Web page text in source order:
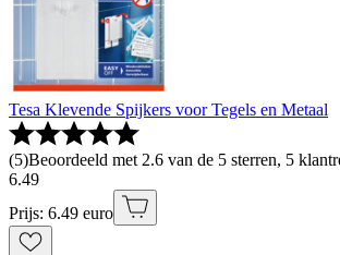
Tesa Klevende Spijkers voor Tegels en Metaal
(5)Beoordeeld met 2.6 van de 5 sterren, 5
6.49
Prijs: 6.49 euro